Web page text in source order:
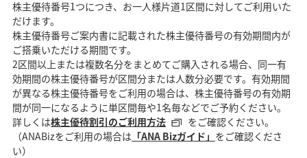
株主優待番号1つにつき、お一人様片道1区間に対してご利用いた
だけます。
株主優待番号ご案内書に記載された株主優待番号の有効期間内が
ご搭乗いただける期間です。
2区間以上または複数名分をまとめてご購入される場合、同一有
効期間の株主優待番号が区間分または人数分必要です。有効期間
が異なる株主優待番号をご利用の場合は、株主優待番号の有効期
間が同一になるように単区間毎や1名毎などでご予約ください。
詳しくは株主優待割引のご利用方法
をご確認ください。
（ANABizをご利用の場合は 「ANA Bizガイド」 をご確認くださ
い）